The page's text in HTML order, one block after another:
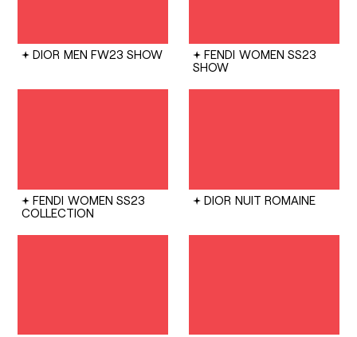
DIOR MEN FW23 SHOW FENDI WOMEN SS23
SHOW
FENDI WOMEN SS23
COLLECTION
DIOR NUIT ROMAINE